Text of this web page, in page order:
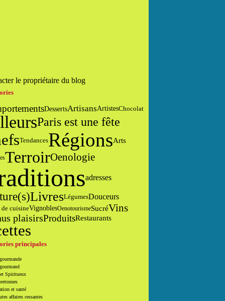
le propriétaire du blog
DessertsArtisansArtistesChocolat
Paris est une fête
TendancesRégionsArts
TerroirOenologie
adresses
LivresLégumesDouceurs
cuisineVignoblesOenotourismeSucréVins
plaisirsProduitsRestaurants
principales
Spiritueux
et santé
affaires cessantes